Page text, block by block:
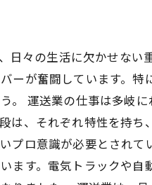
日々の生活に欠かせな
ーが奮闘しています。
。 運送業の仕事は多岐
は、それぞれ特性を持
プロ意識が必要とされ
ます。電気トラックや